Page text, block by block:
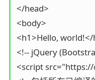
</head>
<body>
<h1>Hello, world!</
<!-- jQuery
<script